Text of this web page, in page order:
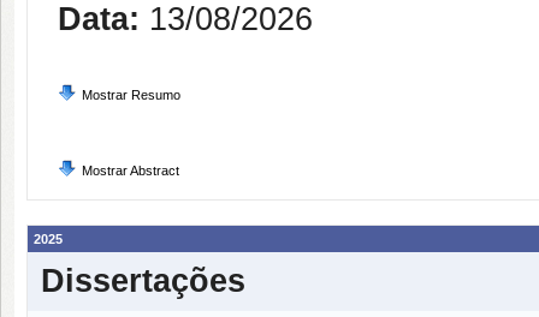
Data: 13/08/2026
Mostrar Resumo
Mostrar Abstract
2025
Dissertações